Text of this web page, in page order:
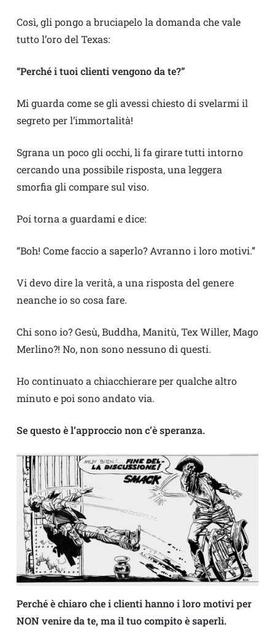
Così, gli pongo a bruciapelo la domanda che vale
tutto l’oro del Texas:
“Perché i tuoi clienti vengono da te?”
Mi guarda come se gli avessi chiesto di svelarmi il
segreto per l’immortalità!
Sgrana un poco gli occhi, li fa girare tutti intorno
cercando una possibile risposta, una leggera
smorfia gli compare sul viso.
Poi torna a guardami e dice:
“Boh! Come faccio a saperlo? Avranno i loro motivi.”
Vi devo dire la verità, a una risposta del genere
neanche io so cosa fare.
Chi sono io? Gesù, Buddha, Manitù, Tex Willer, Mago
Merlino?! No, non sono nessuno di questi.
Ho continuato a chiacchierare per qualche altro
minuto e poi sono andato via.
Se questo è l’approccio non c’è speranza.
Perché è chiaro che i clienti hanno i loro motivi per
NON venire da te, ma il tuo compito è saperli.